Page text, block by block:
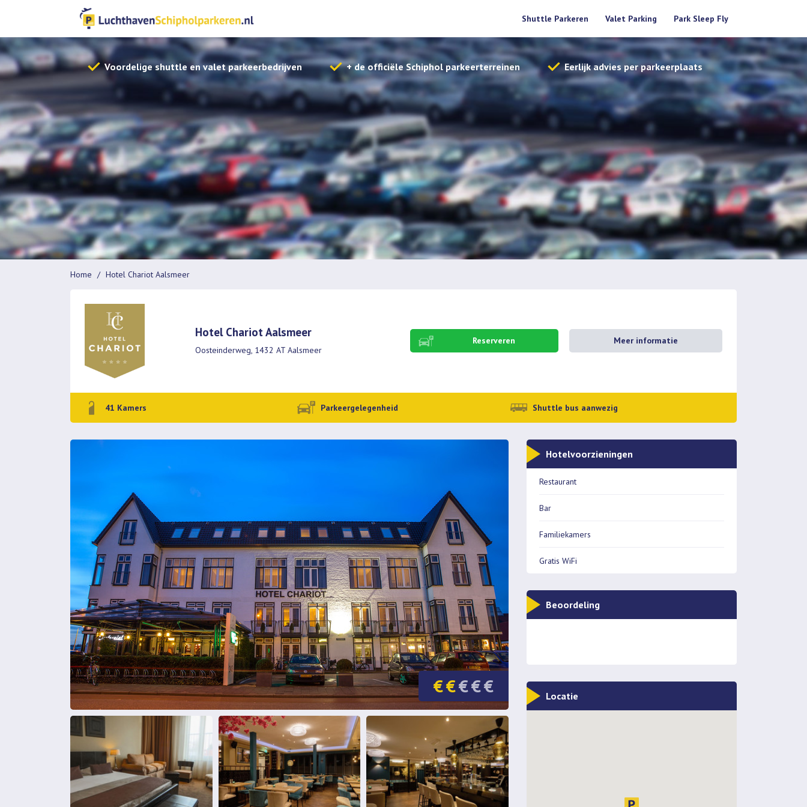
Shuttle Parkeren Valet Parking Park Sleep Fly
Voordelige shuttle en valet parkeerbedrijven + de officiële Schiphol parkeerterreinen Eerlijk advies per parkeerplaats
Home Hotel Chariot Aalsmeer
Hotel Chariot Aalsmeer
Oosteinderweg, 1432 AT Aalsmeer
Reserveren Meer informatie
41 Kamers Parkeergelegenheid Shuttle bus aanwezig
€€€€€
Hotelvoorzieningen
Restaurant
Bar
Familiekamers
Gratis WiFi
Beoordeling
Locatie